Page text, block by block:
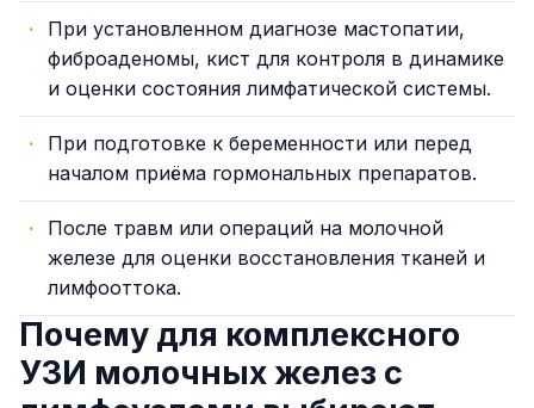
При установленном диагнозе мастопатии,
фиброаденомы, кист для контроля в динамике
и оценки состояния лимфатической системы.
При подготовке к беременности или перед
началом приёма гормональных препаратов.
После травм или операций на молочной
железе для оценки восстановления тканей и
лимфооттока.
Почему для комплексного
УЗИ молочных желез с